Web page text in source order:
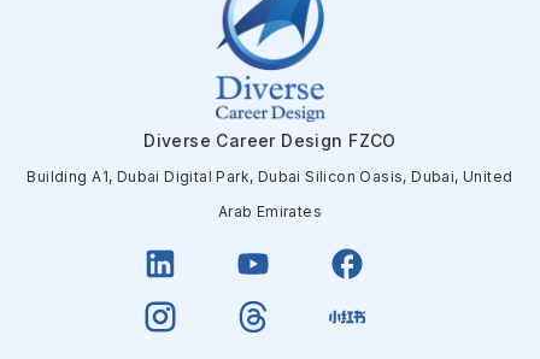
Diverse Career Design FZCO
Building A1, Dubai Digital Park, Dubai Silicon Oasis, Dubai, United
Arab Emirates